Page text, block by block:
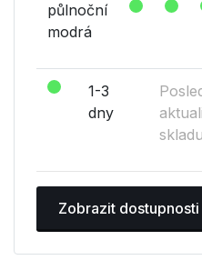
půlnoční
modrá
1-3
dny
Zobrazit